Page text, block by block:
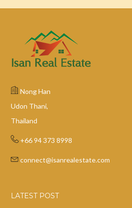
Nong Han
Udon Thani,
Thailand
+66 94 373 8998
connect@isanrealestate.com
LATEST POST